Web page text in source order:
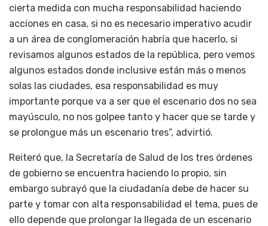
cierta medida con mucha responsabilidad haciendo
acciones en casa, si no es necesario imperativo acudir
a un área de conglomeración habría que hacerlo, si
revisamos algunos estados de la república, pero vemos
algunos estados donde inclusive están más o menos
solas las ciudades, esa responsabilidad es muy
importante porque va a ser que el escenario dos no sea
mayúsculo, no nos golpee tanto y hacer que se tarde y
se prolongue más un escenario tres”, advirtió.
Reiteró que, la Secretaría de Salud de los tres órdenes
de gobierno se encuentra haciendo lo propio, sin
embargo subrayó que la ciudadanía debe de hacer su
parte y tomar con alta responsabilidad el tema, pues de
ello depende que prolongar la llegada de un escenario